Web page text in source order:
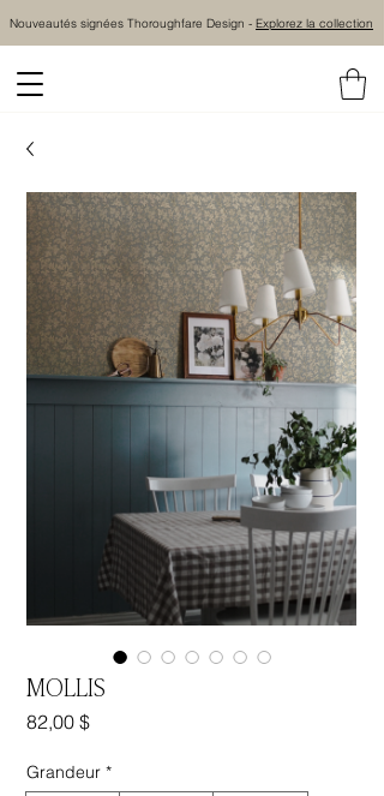
Nouveautés signées Thoroughfare Design - Explorez la collection
MOLLIS
82,00 $Prix
Grandeur *